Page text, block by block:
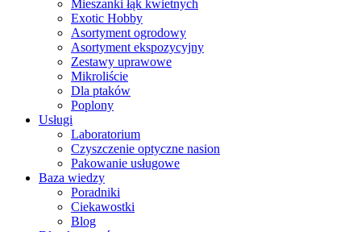
Mieszanki łąk kwietnych
Exotic Hobby
Asortyment ogrodowy
Asortyment ekspozycyjny
Zestawy uprawowe
Mikroliście
Dla ptaków
Poplony
Usługi
Laboratorium
Czyszczenie optyczne nasion
Pakowanie usługowe
Baza wiedzy
Poradniki
Ciekawostki
Blog